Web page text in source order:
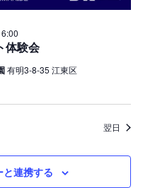
ョ
表
示
体験会
有明3-8-35 江東区
翌日
と連携する